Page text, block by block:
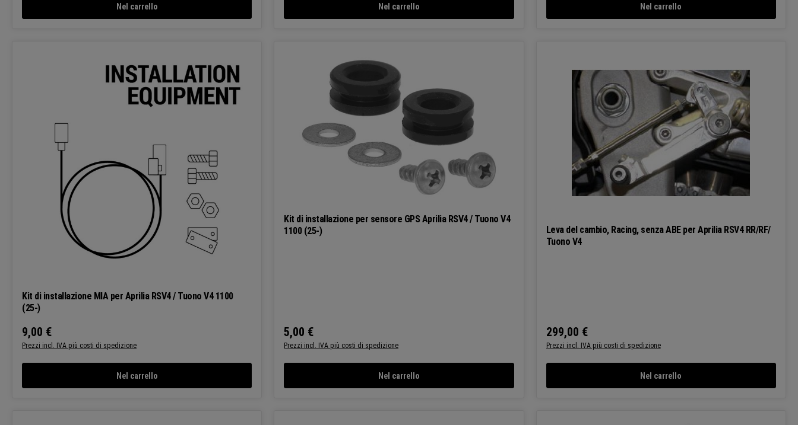
Nel carrello Nel carrello Nel carrello
Kit di installazione MIA per Aprilia RSV4 / Tuono V4 1100
(25-)
Prezzo normale:
9,00 €
Prezzi incl. IVA più costi di spedizione
Nel carrello
Kit di installazione per sensore GPS Aprilia RSV4 / Tuono V4
1100 (25-)
Prezzo normale:
5,00 €
Prezzi incl. IVA più costi di spedizione
Nel carrello
Leva del cambio, Racing, senza ABE per Aprilia RSV4 RR/RF/
Tuono V4
Prezzo normale:
299,00 €
Prezzi incl. IVA più costi di spedizione
Nel carrello